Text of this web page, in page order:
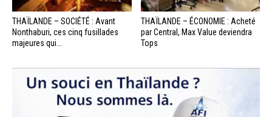
THAÏLANDE – SOCIÉTÉ : Avant
Nonthaburi, ces cinq fusillades
majeures qui...
THAÏLANDE – ÉCONOMIE : Acheté
par Central, Max Value deviendra
Tops